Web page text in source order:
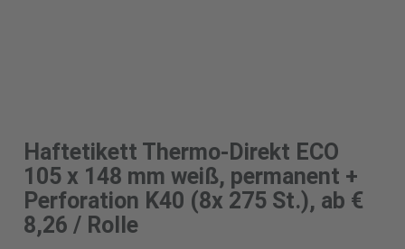
Haftetikett Thermo-Direkt ECO
105 x 148 mm weiß, permanent +
Perforation K40 (8x 275 St.), ab €
8,26 / Rolle